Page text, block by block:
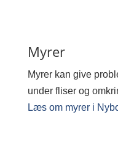
Myrer
Myrer kan give
under fliser og
Læs om myrer i